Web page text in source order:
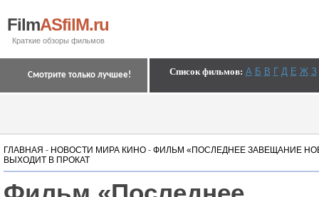
FilmASfilM.ru
Краткие обзоры фильмов
Список фильмов: А Б В Г Д Е Ж З
Смотрите только лучшее!
ГЛАВНАЯ - НОВОСТИ МИРА КИНО - ФИЛЬМ «ПОСЛЕДНЕЕ ЗАВЕЩАНИЕ
ВЫХОДИТ В ПРОКАТ